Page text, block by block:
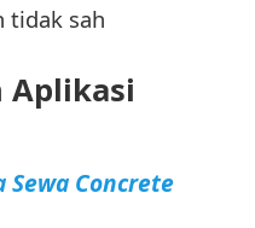
tidak sah
Aplikasi
Sewa Concrete